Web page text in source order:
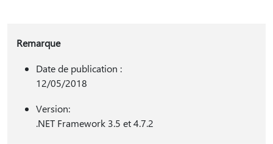
Remarque
Date de publication :
12/05/2018
Version:
.NET Framework 3.5 et 4.7.2